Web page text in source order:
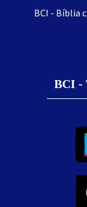
BCI - Bíblia
BCI -